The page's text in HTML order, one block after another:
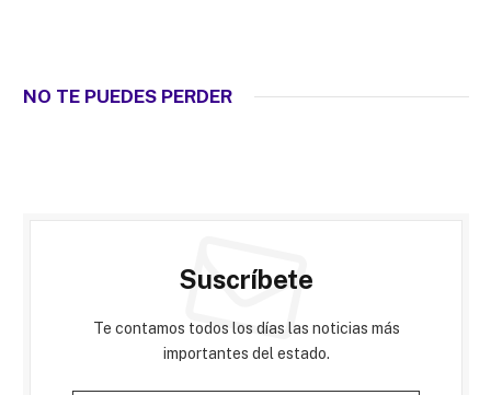
NO TE PUEDES PERDER
Suscríbete
Te contamos todos los días las noticias más
importantes del estado.